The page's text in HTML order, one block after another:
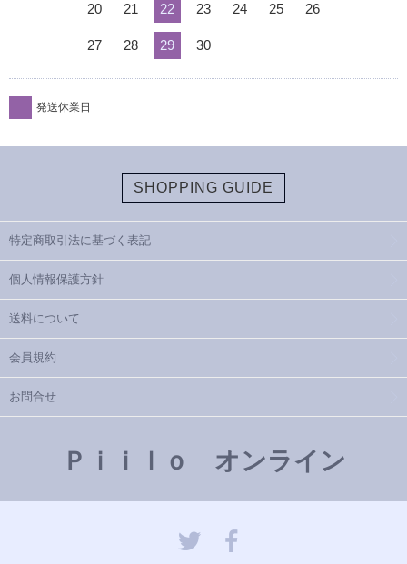
20 21 22 23 24 25 26
27 28 29 30
発送休業日
SHOPPING GUIDE
特定商取引法に基づく表記
個人情報保護方針
送料について
会員規約
お問合せ
Ｐｉｉｌｏ オンライン